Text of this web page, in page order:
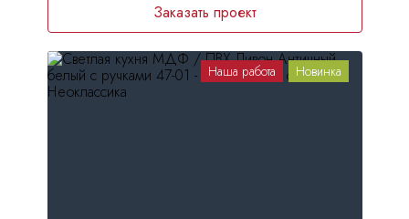
Заказать проект
Наша работа Новинка